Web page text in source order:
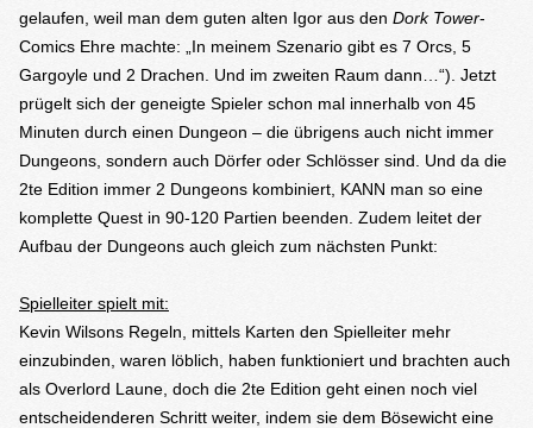
gelaufen, weil man dem guten alten Igor aus den Dork Tower-
Comics Ehre machte: „In meinem Szenario gibt es 7 Orcs, 5
Gargoyle und 2 Drachen. Und im zweiten Raum dann…“). Jetzt
prügelt sich der geneigte Spieler schon mal innerhalb von 45
Minuten durch einen Dungeon – die übrigens auch nicht immer
Dungeons, sondern auch Dörfer oder Schlösser sind. Und da die
2te Edition immer 2 Dungeons kombiniert, KANN man so eine
komplette Quest in 90-120 Partien beenden. Zudem leitet der
Aufbau der Dungeons auch gleich zum nächsten Punkt:
Spielleiter spielt mit:
Kevin Wilsons Regeln, mittels Karten den Spielleiter mehr
einzubinden, waren löblich, haben funktioniert und brachten auch
als Overlord Laune, doch die 2te Edition geht einen noch viel
entscheidenderen Schritt weiter, indem sie dem Bösewicht eine